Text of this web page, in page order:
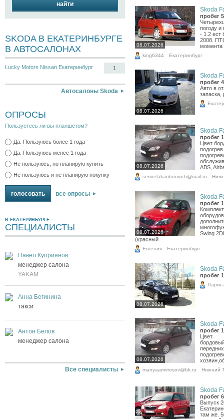
найти
SKODA В ЕКАТЕРИНБУРГЕ
В АВТОСАЛОНАХ
Lucky Motors Nissan Екатеринбург 1
Автосалоны Skoda
ОПРОСЫ
Пользуетесь ли вы планшетом?
Да. Пользуюсь более 1 года
Да. Пользуюсь менее 1 года
Не пользуюсь, но планирую купить
Не пользуюсь и не планирую покупку
все опросы
В ЕКАТЕРИНБУРГЕ
СПЕЦИАЛИСТЫ
Павел Куприянов
менеджер салона
YAKAM
Анна Бегинина
такси
Антон Белов
менеджер салона
Все специалисты
08.07.2026
Skoda
пробег
погоду
- 1.2 ест
2008.
момента
king6344 Екатеринбург
08.07.2026
Skoda
пробег
Авто в
запаска,
08.07.2026
Skoda
пробег
Цвет
ABS,
serinelakantorovich@mail.ru
08.07.2026
Skoda
пробег
Swing
(красный...
Евгения Екатеринбург
08.07.2026
Skoda
пробег
08.07.2026
Skoda
пробег
Цвет
manyaamvrosov@bk.ru Нижний
Skoda
пробег
Выпуск
там же.